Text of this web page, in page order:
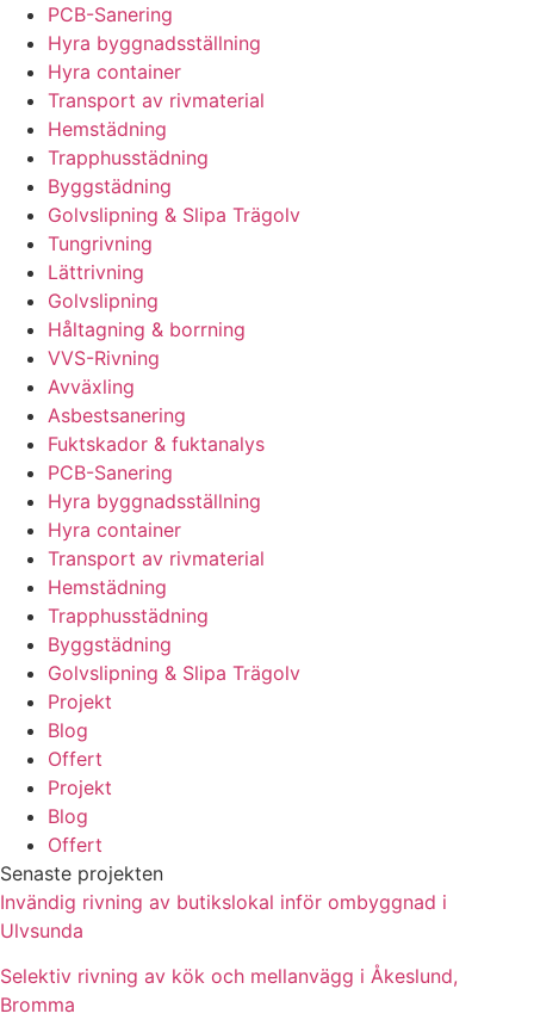
PCB-Sanering
Hyra byggnadsställning
Hyra container
Transport av rivmaterial
Hemstädning
Trapphusstädning
Byggstädning
Golvslipning & Slipa Trägolv
Tungrivning
Lättrivning
Golvslipning
Håltagning & borrning
VVS-Rivning
Avväxling
Asbestsanering
Fuktskador & fuktanalys
PCB-Sanering
Hyra byggnadsställning
Hyra container
Transport av rivmaterial
Hemstädning
Trapphusstädning
Byggstädning
Golvslipning & Slipa Trägolv
Projekt
Blog
Offert
Projekt
Blog
Offert
Senaste projekten
Invändig rivning av butikslokal inför ombyggnad i
Ulvsunda
Selektiv rivning av kök och mellanvägg i Åkeslund,
Bromma